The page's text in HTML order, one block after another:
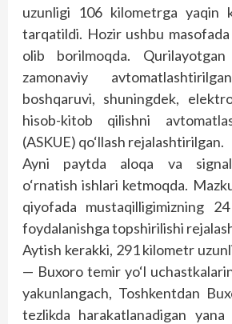
uzunligi 106 kilometrga yaqin
tarqatildi. Hozir ushbu masofada
olib borilmoqda.
zamonaviy
boshqaruvi, shuningdek,
hisob-kitob qilishni
(ASKUE) qo‘llash rejalashtirilgan.
Ayni paytda aloqa va
o‘rnatish ishlari ketmoqda.
qiyofada mustaqilligimizning
foydalanishga topshirilishi
Aytish kerakki, 291 kilometr
— Buxoro temir yo‘l
yakunlangach, Toshkentdan
tezlikda harakatlanadigan